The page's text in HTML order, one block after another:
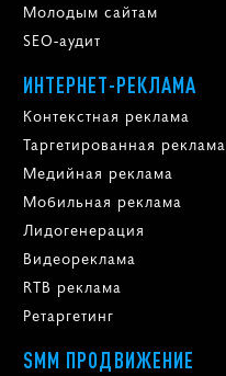
Молодым сайтам
SEO-аудит
ИНТЕРНЕТ-РЕКЛАМА
Контекстная реклама
Таргетированная реклама
Медийная реклама
Мобильная реклама
Лидогенерация
Видеореклама
RTB реклама
Ретаргетинг
SMM ПРОДВИЖЕНИЕ